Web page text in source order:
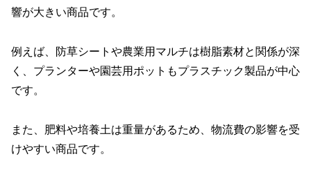
響が大きい商品です。
例えば、防草シートや農業用マルチは樹脂素材と関係が深
く、プランターや園芸用ポットもプラスチック製品が中心
です。
また、肥料や培養土は重量があるため、物流費の影響を受
けやすい商品です。